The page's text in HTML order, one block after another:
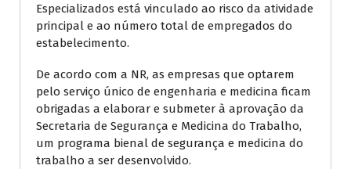
Especializados está vinculado ao risco da atividade
principal e ao número total de empregados do
estabelecimento.
De acordo com a NR, as empresas que optarem
pelo serviço único de engenharia e medicina ficam
obrigadas a elaborar e submeter à aprovação da
Secretaria de Segurança e Medicina do Trabalho,
um programa bienal de segurança e medicina do
trabalho a ser desenvolvido.